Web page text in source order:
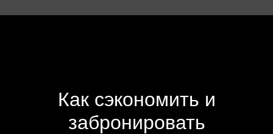
Как сэкономить и
забронировать